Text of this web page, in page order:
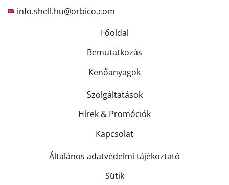
info.shell.hu@orbico.com
Főoldal
Bemutatkozás
Kenőanyagok
Szolgáltatások
Hírek & Promóciók
Kapcsolat
Általános adatvédelmi tájékoztató
Sütik